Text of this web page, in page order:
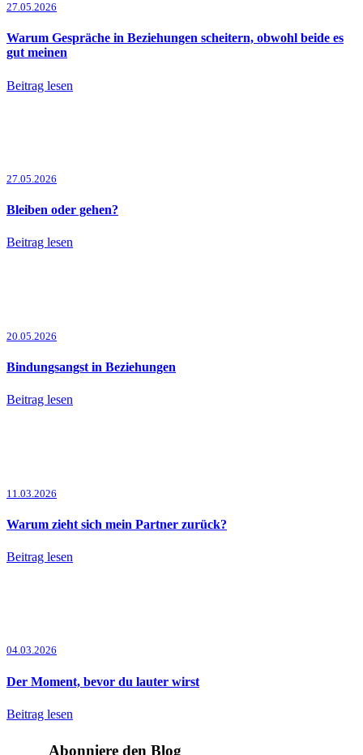
27.05.2026
Warum Gespräche in Beziehungen scheitern, obwohl beide es
gut meinen
Beitrag lesen
27.05.2026
Bleiben oder gehen?
Beitrag lesen
20.05.2026
Bindungsangst in Beziehungen
Beitrag lesen
11.03.2026
Warum zieht sich mein Partner zurück?
Beitrag lesen
04.03.2026
Der Moment, bevor du lauter wirst
Beitrag lesen
Abonniere den Blog